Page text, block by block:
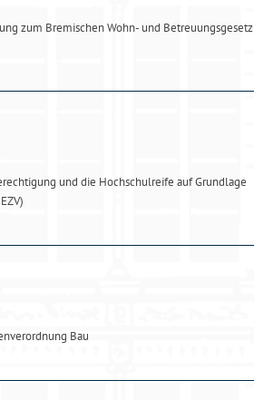
zum Bremischen Wohn- und Betreuungsgesetz
und die Hochschulreife auf Grundlage
Bau